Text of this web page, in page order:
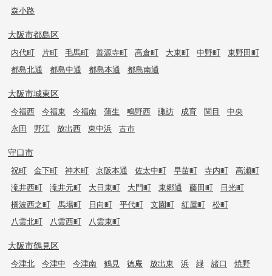
森小路
大阪市都島区
内代町 片町 毛馬町 善源寺町 高倉町 大東町 中野町
東野田町
都島北通
都島中通 都島本通 都島南通
大阪市城東区
今福西 今福東 今福南 蒲生 鴫野西 諏訪 成育 関目
中央
永田
野江 放出西 東中浜 古市
守口市
祝町 金下町 神木町 京阪本通 佐太中町 早苗町 寺内町
高瀬町
滝井西町
滝井元町 大日東町 大門町 東郷通 藤田町
日光町
橋波西之町
馬場町 日向町 平代町 文園町 紅屋町
松町
八雲北町
八雲西町 八雲東町
大阪市鶴見区
今津北 今津中 今津南 鶴見 徳庵 放出東 浜 緑 諸口
焼野